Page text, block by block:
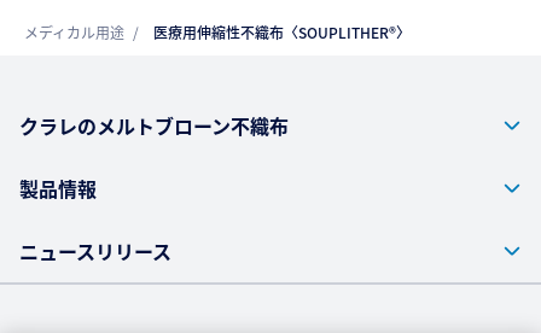
メディカル用途 医療用伸縮性不織布〈SOUPLITHER®〉
クラレのメルトブローン不織布
製品情報
ニュースリリース